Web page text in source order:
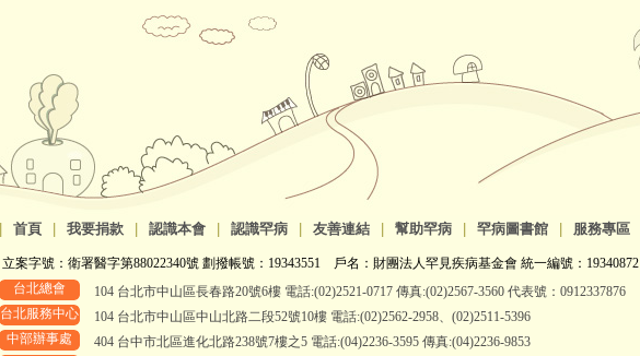
首頁 我要捐款 認識本會 認識罕病 友善連結 幫助罕病 罕病圖書館 服務專區
立案字號：衛署醫字第88022340號 劃撥帳號：19343551 戶名：財團法人罕見疾病基金會 統一編號：19340872
台北總會
104 台北市中山區長春路20號6樓 電話:(02)2521-0717 傳真:(02)2567-3560 代表號：0912337876
台北服務中心
104 台北市中山區中山北路二段52號10樓 電話:(02)2562-2958、(02)2511-5396
中部辦事處
404 台中市北區進化北路238號7樓之5 電話:(04)2236-3595 傳真:(04)2236-9853